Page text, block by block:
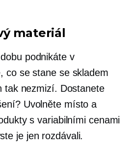
materiál
podnikáte v
co se stane se skladem
tak nezmizí. Dostanete
Uvolněte místo a
s variabilními cenami
je jen rozdávali.